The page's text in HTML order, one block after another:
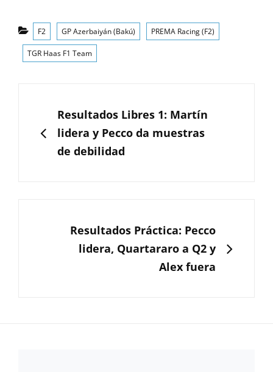
Categorías
F2 GP Azerbaiyán (Bakú) PREMA Racing (F2)
TGR Haas F1 Team
entradas
ANTERIOR
Resultados Libres 1: Martín
lidera y Pecco da muestras
de debilidad
SIGUIENTE
Resultados Práctica: Pecco
lidera, Quartararo a Q2 y
Alex fuera